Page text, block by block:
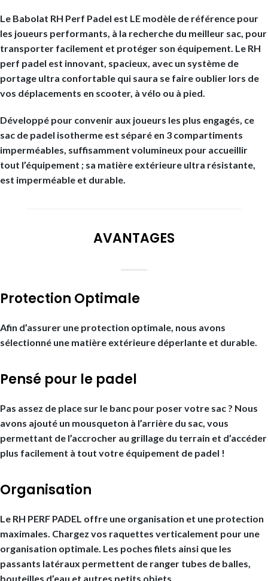
Le Babolat RH Perf Padel est LE modèle de référence pour
les joueurs performants, à la recherche du meilleur sac, pour
transporter facilement et protéger son équipement. Le RH
perf padel est innovant, spacieux, avec un système de
portage ultra confortable qui saura se faire oublier lors de
vos déplacements en scooter, à vélo ou à pied.
Développé pour convenir aux joueurs les plus engagés, ce
sac de padel isotherme est séparé en 3 compartiments
imperméables, suffisamment volumineux pour accueillir
tout l’équipement ; sa matière extérieure ultra résistante,
est imperméable et durable.
AVANTAGES
Protection Optimale
Afin d’assurer une protection optimale, nous avons
sélectionné une matière extérieure déperlante et durable.
Pensé pour le padel
Pas assez de place sur le banc pour poser votre sac ? Nous
avons ajouté un mousqueton à l’arrière du sac, vous
permettant de l’accrocher au grillage du terrain et d’accéder
plus facilement à tout votre équipement de padel !
Organisation
Le RH PERF PADEL offre une organisation et une protection
maximales. Chargez vos raquettes verticalement pour une
organisation optimale. Les poches filets ainsi que les
passants latéraux permettent de ranger tubes de balles,
bouteilles d’eau et autres petits objets.